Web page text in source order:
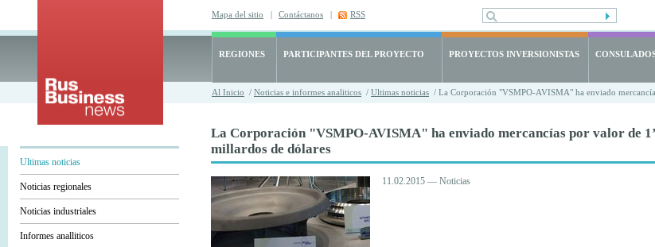
Mapa del sitio | Contáctanos | RSS
REGIONES PARTICIPANTES DEL PROYECTO PROYECTOS INVERSIONISTAS
Al Inicio / Noticias e informes analiticos / Ultimas noticias / La Corporación "VSMPO-AVISMA" ha enviado
Ultimas noticias
Noticias regionales
Noticias industriales
Informes analliticos
La Corporación "VSMPO-AVISMA" ha enviado mercancías por valor de
millardos de dólares
11.02.2015 — Noticias